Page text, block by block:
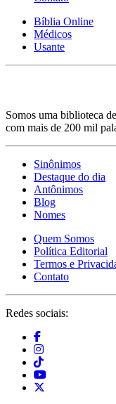
Bíblia Online
Médicos
Usante
Somos uma biblioteca
com mais de 200 mil
Sinônimos
Destaque do dia
Antônimos
Blog
Nomes
Quem Somos
Política Editorial
Termos e
Contato
Redes sociais: